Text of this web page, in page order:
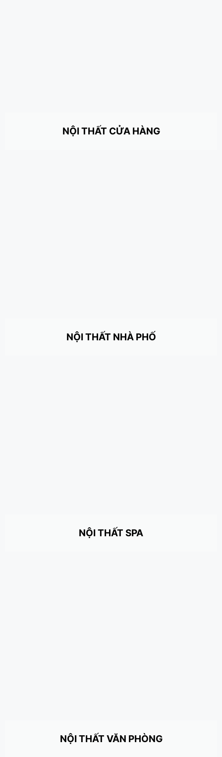
NỘI THẤT CỬA HÀNG
NỘI THẤT NHÀ PHỐ
NỘI THẤT SPA
NỘI THẤT VĂN PHÒNG